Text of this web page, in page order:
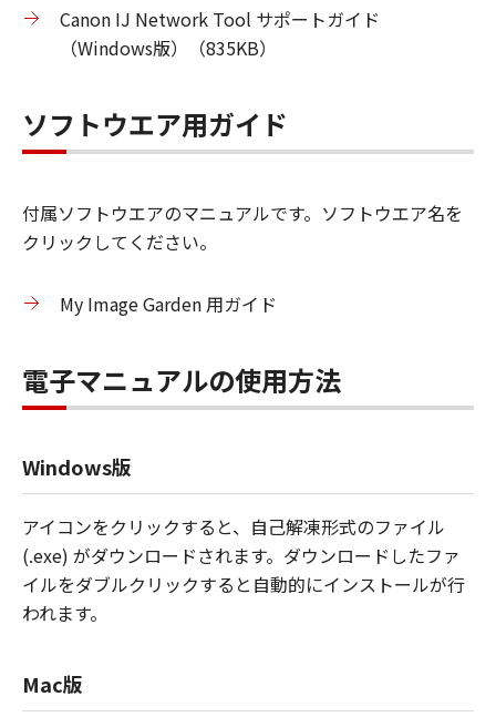
Canon IJ Network Tool サポートガイド
（Windows版）（835KB）
ソフトウエア用ガイド
付属ソフトウエアのマニュアルです。ソフトウエア名を
クリックしてください。
My Image Garden 用ガイド
電子マニュアルの使用方法
Windows版
アイコンをクリックすると、自己解凍形式のファイル
(.exe) がダウンロードされます。ダウンロードしたファ
イルをダブルクリックすると自動的にインストールが行
われます。
Mac版